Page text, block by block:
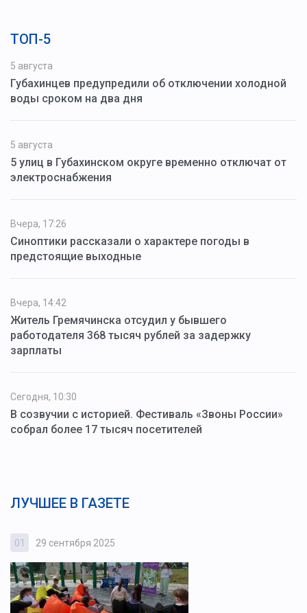
ТОП-5
5 августа
Губахинцев предупредили об отключении холодной
воды сроком на два дня
5 августа
5 улиц в Губахинском округе временно отключат от
электроснабжения
Вчера, 17:26
Синоптики рассказали о характере погоды в
предстоящие выходные
Вчера, 14:42
Житель Гремячинска отсудил у бывшего
работодателя 368 тысяч рублей за задержку
зарплаты
Сегодня, 10:30
В созвучии с историей. Фестиваль «Звоны России»
собрал более 17 тысяч посетителей
ЛУЧШЕЕ В ГАЗЕТЕ
01 29 сентября 2025